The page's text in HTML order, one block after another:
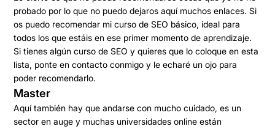
probado por lo que no puedo dejaros aquí muchos enlaces. Si
os puedo recomendar mi curso de SEO básico, ideal para
todos los que estáis en ese primer momento de aprendizaje.
Si tienes algún curso de SEO y quieres que lo coloque en esta
lista, ponte en contacto conmigo y le echaré un ojo para
poder recomendarlo.
Master
Aquí también hay que andarse con mucho cuidado, es un
sector en auge y muchas universidades online están